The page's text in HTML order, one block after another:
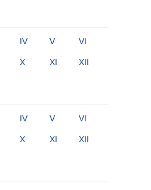
IV V VI
X XI XII
IV V VI
X XI XII